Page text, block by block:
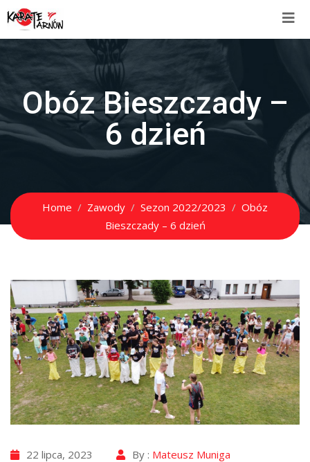
Obóz Bieszczady –
6 dzień
Home Zawody Sezon 2022/2023
Obóz
Bieszczady – 6 dzień
22 lipca, 2023 By : Mateusz Muniga